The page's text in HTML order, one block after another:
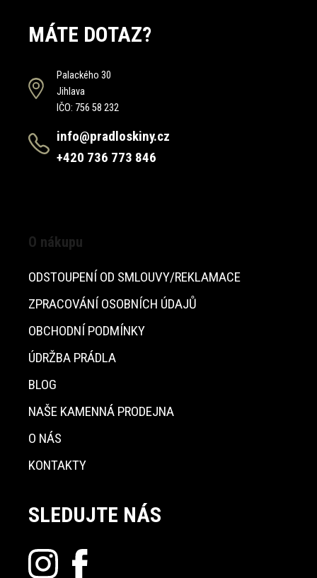
MÁTE DOTAZ?
Palackého 30
Jihlava
IČO: 756 58 232
info@pradloskiny.cz
+420 736 773 846
O nákupu
ODSTOUPENÍ OD SMLOUVY/REKLAMACE
ZPRACOVÁNÍ OSOBNÍCH ÚDAJŮ
OBCHODNÍ PODMÍNKY
ÚDRŽBA PRÁDLA
BLOG
NAŠE KAMENNÁ PRODEJNA
O NÁS
KONTAKTY
SLEDUJTE NÁS